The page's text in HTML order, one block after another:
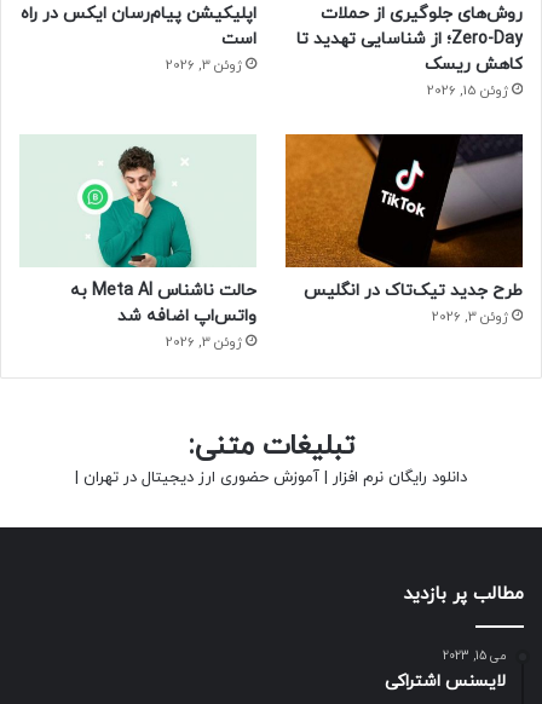
روش‌های جلوگیری از حملات
Zero-Day؛ از شناسایی تهدید تا
کاهش ریسک
ژوئن 15, 2026
اپلیکیشن پیام‌رسان ایکس در راه
است
ژوئن 3, 2026
طرح جدید تیک‌تاک در انگلیس
ژوئن 3, 2026
حالت ناشناس Meta AI به
واتس‌اپ اضافه شد
ژوئن 3, 2026
تبلیغات متنی:
دانلود رایگان نرم افزار | آموزش حضوری ارز دیجیتال در تهران |
مطالب پر بازدید
می 15, 2023
لایسنس اشتراکی